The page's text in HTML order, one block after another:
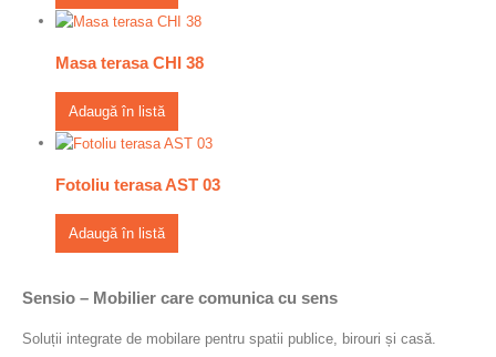
Masa terasa CHI 38
Adaugă în listă
Fotoliu terasa AST 03
Adaugă în listă
Sensio – Mobilier care comunica cu sens
Soluții integrate de mobilare pentru spatii publice, birouri și casă.